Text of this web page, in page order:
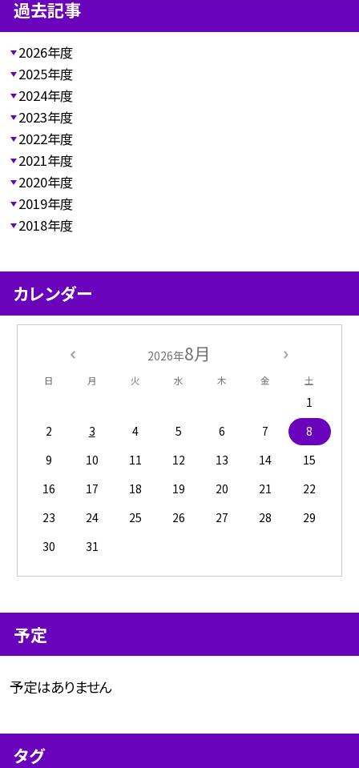
過去記事
2026年度
2025年度
2024年度
2023年度
2022年度
2021年度
2020年度
2019年度
2018年度
カレンダー
2026年8月
日 月 火 水 木 金 土
1
2
3 4 5 6 7
8
9
10 11 12 13 14
15
16
17 18 19 20 21
22
23
24 25 26 27 28
29
30
31
予定
予定はありません
タグ